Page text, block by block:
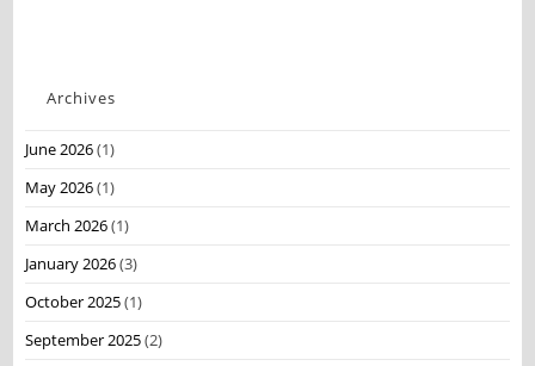
Archives
June 2026(1)
May 2026(1)
March 2026(1)
January 2026(3)
October 2025(1)
September 2025(2)